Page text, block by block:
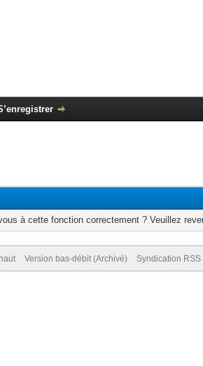
à cette fonction correctement ? Veuillez
Version bas-débit (Archivé) Syndication RSS